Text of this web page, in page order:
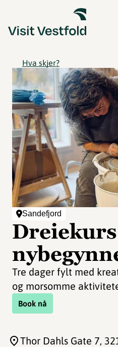
Hva skjer?
Sandefjord
Tre dager fylt med
og morsomme
Book nå
Thor Dahls Gate 7,